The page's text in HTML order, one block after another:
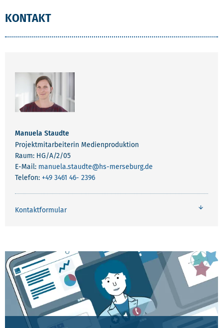
KONTAKT
Manuela Staudte
Projektmitarbeiterin Medienproduktion
Raum: HG/A/2/05
E-Mail: manuela.staudte@hs-merseburg.de
Telefon: +49 3461 46- 2396
Kontaktformular
LINKS